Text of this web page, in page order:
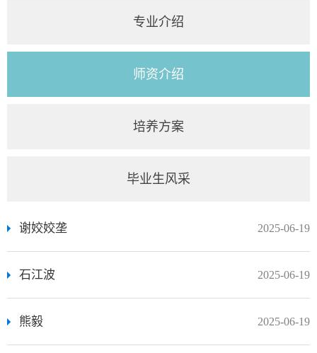
专业介绍
师资介绍
培养方案
毕业生风采
谢姣姣垄 2025-06-19
石江波 2025-06-19
熊毅 2025-06-19